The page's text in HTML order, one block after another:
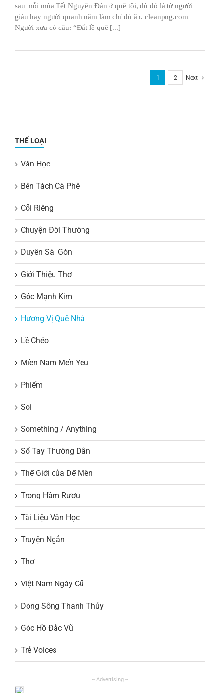
sau mỗi mùa Tết Nguyên Đán ở quê tôi, dù đó là từ người
giàu hay người quanh năm làm chỉ đủ ăn. cleanpng.com
Người xưa có câu: “Ðất lề quê [...]
1 2 Next
THỂ LOẠI
Văn Học
Bên Tách Cà Phê
Cõi Riêng
Chuyện Đời Thường
Duyên Sài Gòn
Giới Thiệu Thơ
Góc Mạnh Kim
Hương Vị Quê Nhà
Lề Chéo
Miền Nam Mến Yêu
Phiếm
Soi
Something / Anything
Sổ Tay Thường Dân
Thế Giới của Dế Mèn
Trong Hầm Rượu
Tài Liệu Văn Học
Truyện Ngắn
Thơ
Việt Nam Ngày Cũ
Dòng Sông Thanh Thủy
Góc Hồ Đắc Vũ
Trẻ Voices